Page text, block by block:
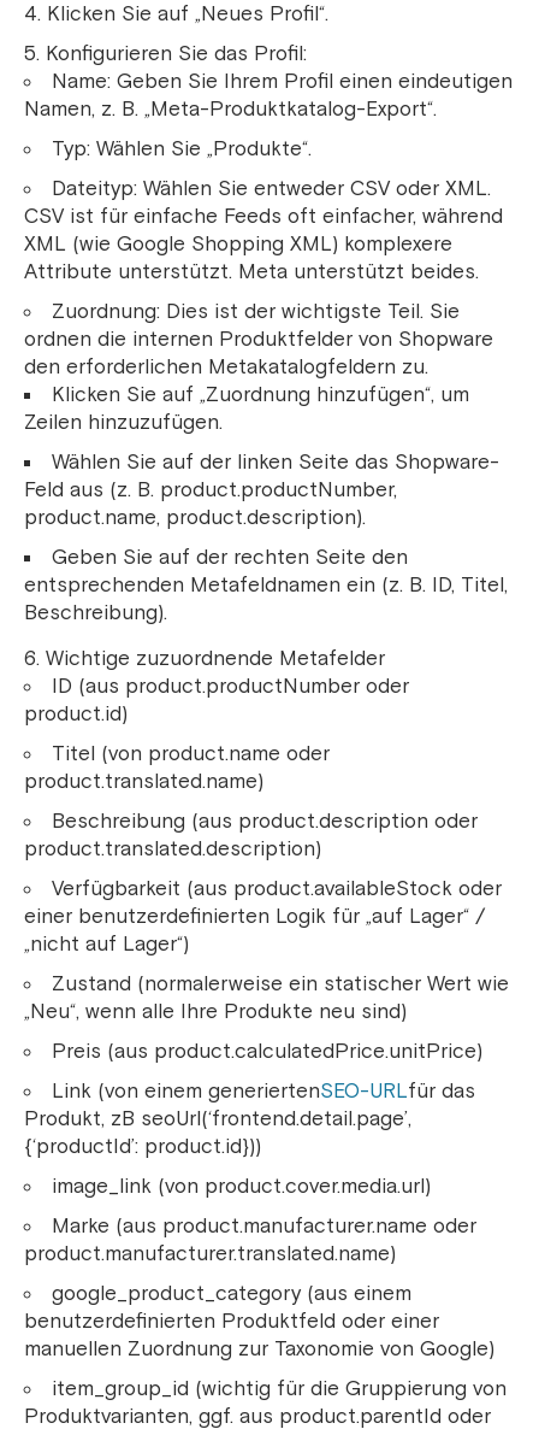
Klicken Sie auf „Neues Profil“.
Konfigurieren Sie das Profil:
Name: Geben Sie Ihrem Profil einen eindeutigen
Namen, z. B. „Meta-Produktkatalog-Export“.
Typ: Wählen Sie „Produkte“.
Dateityp: Wählen Sie entweder CSV oder XML.
CSV ist für einfache Feeds oft einfacher, während
XML (wie Google Shopping XML) komplexere
Attribute unterstützt. Meta unterstützt beides.
Zuordnung: Dies ist der wichtigste Teil. Sie
ordnen die internen Produktfelder von Shopware
den erforderlichen Metakatalogfeldern zu.
Klicken Sie auf „Zuordnung hinzufügen“, um
Zeilen hinzuzufügen.
Wählen Sie auf der linken Seite das Shopware-
Feld aus (z. B. product.productNumber,
product.name, product.description).
Geben Sie auf der rechten Seite den
entsprechenden Metafeldnamen ein (z. B. ID, Titel,
Beschreibung).
Wichtige zuzuordnende Metafelder
ID (aus product.productNumber oder
product.id)
Titel (von product.name oder
product.translated.name)
Beschreibung (aus product.description oder
product.translated.description)
Verfügbarkeit (aus product.availableStock oder
einer benutzerdefinierten Logik für „auf Lager“ /
„nicht auf Lager“)
Zustand (normalerweise ein statischer Wert wie
„Neu“, wenn alle Ihre Produkte neu sind)
Preis (aus product.calculatedPrice.unitPrice)
Link (von einem generiertenSEO-URLfür das
Produkt, zB seoUrl(‘frontend.detail.page’,
{‘productId’: product.id}))
image_link (von product.cover.media.url)
Marke (aus product.manufacturer.name oder
product.manufacturer.translated.name)
google_product_category (aus einem
benutzerdefinierten Produktfeld oder einer
manuellen Zuordnung zur Taxonomie von Google)
item_group_id (wichtig für die Gruppierung von
Produktvarianten, ggf. aus product.parentId oder